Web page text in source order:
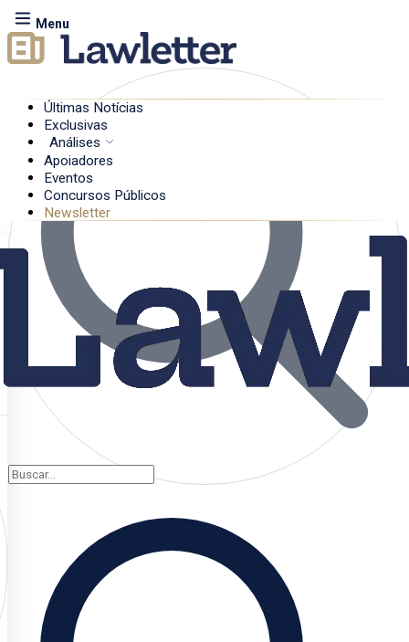
Menu
Últimas Notícias
Exclusivas
Análises
Apoiadores
Eventos
Concursos Públicos
Newsletter